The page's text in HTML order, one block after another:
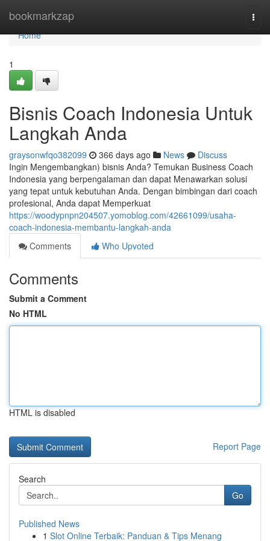
bookmarkzap
Home
Home
1
Bisnis Coach Indonesia Untuk
Langkah Anda
graysonwfqo382099 366 days ago News
Discuss
Ingin Mengembangkan) bisnis Anda? Temukan Business Coach
Indonesia yang berpengalaman dan dapat Menawarkan solusi
yang tepat untuk kebutuhan Anda. Dengan bimbingan dari coach
profesional, Anda dapat Memperkuat
https://woodypnpn204507.yomoblog.com/42661099/usaha-
coach-indonesia-membantu-langkah-anda
Comments
Who Upvoted
Comments
Submit a Comment
No HTML
HTML is disabled
Report Page
Search
Go
Published News
1 Slot Online Terbaik: Panduan & Tips Menang